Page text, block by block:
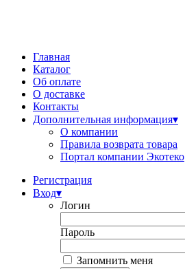
Главная
Каталог
Об оплате
О доставке
Контакты
Дополнительная информация▾
О компании
Правила возврата товара
Портал компании Экотеко
Регистрация
Вход▾
Логин
Пароль
Запомнить меня